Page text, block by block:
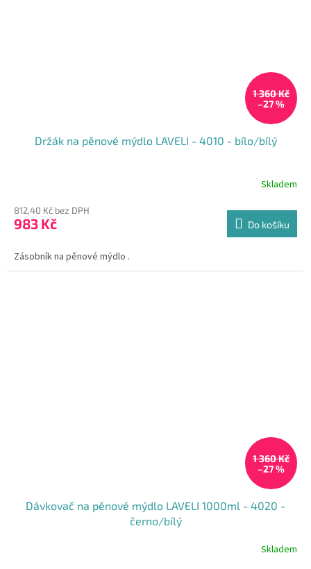
1 360 Kč
–27 %
Držák na pěnové mýdlo LAVELI - 4010 - bílo/bílý
produktu
je
z
Skladem
812,40 Kč bez DPH
983 Kč Do košíku
Zásobník na pěnové mýdlo .
1 360 Kč
–27 %
Dávkovač na pěnové mýdlo LAVELI 1000ml - 4020 -
černo/bílý
Skladem